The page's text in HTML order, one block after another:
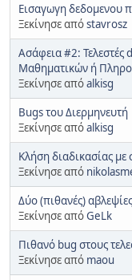
Εισαγωγη δεδομενου
Ξεκίνησε απόstavrosz
Ασάφεια #2: Τελεστές
Μαθηματικών ή
Ξεκίνησε απόalkisg
Bugs του Διερμηνευτή
Ξεκίνησε απόalkisg
Κλήση διαδικασίας
Ξεκίνησε από
Δύο (πιθανές)
Ξεκίνησε απόGeLk
Πιθανό bug στους
Ξεκίνησε από maou